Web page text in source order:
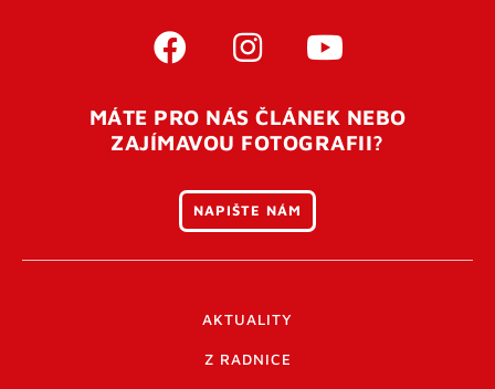
MÁTE PRO NÁS ČLÁNEK NEBO
ZAJÍMAVOU FOTOGRAFII?
NAPIŠTE NÁM
AKTUALITY
Z RADNICE